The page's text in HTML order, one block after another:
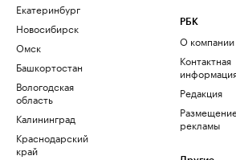
Екатеринбург
Новосибирск
Омск
Башкортостан
Вологодская
область
Калининград
Краснодарский
край
РБК
О компании
Контактная
Редакция
рекламы